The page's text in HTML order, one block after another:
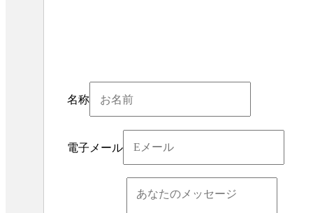
名称
電子メール